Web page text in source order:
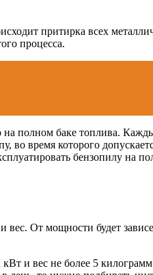
притирка всех
процесса.
полном баке топлива.
время которого
бензопилу на
От мощности будет
и вес не более 5